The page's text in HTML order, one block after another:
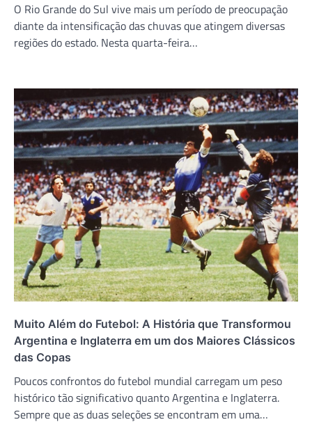
O Rio Grande do Sul vive mais um período de preocupação
diante da intensificação das chuvas que atingem diversas
regiões do estado. Nesta quarta-feira…
Muito Além do Futebol: A História que Transformou
Argentina e Inglaterra em um dos Maiores Clássicos
das Copas
Poucos confrontos do futebol mundial carregam um peso
histórico tão significativo quanto Argentina e Inglaterra.
Sempre que as duas seleções se encontram em uma…